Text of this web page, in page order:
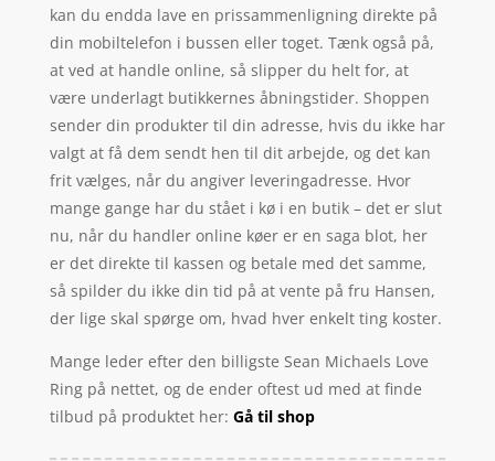
kan du endda lave en prissammenligning direkte på
din mobiltelefon i bussen eller toget. Tænk også på,
at ved at handle online, så slipper du helt for, at
være underlagt butikkernes åbningstider. Shoppen
sender din produkter til din adresse, hvis du ikke har
valgt at få dem sendt hen til dit arbejde, og det kan
frit vælges, når du angiver leveringadresse. Hvor
mange gange har du stået i kø i en butik – det er slut
nu, når du handler online køer er en saga blot, her
er det direkte til kassen og betale med det samme,
så spilder du ikke din tid på at vente på fru Hansen,
der lige skal spørge om, hvad hver enkelt ting koster.
Mange leder efter den billigste Sean Michaels Love
Ring på nettet, og de ender oftest ud med at finde
tilbud på produktet her: Gå til shop